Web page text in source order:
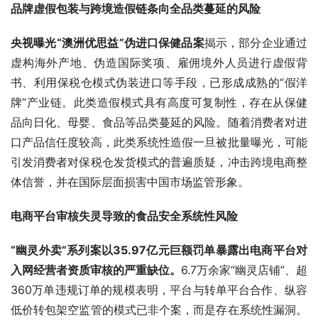
品牌虚假包装与跨境造假链条向全品类蔓延的风险
央视曝光“澳洲优思益”伪进口保健品案揭示，部分企业通过
虚构海外产地、伪造国际奖项、雇佣境外人员进行虚假背
书、利用保税仓模式伪装进口等手段，已形成成熟的“假洋
牌”产业链。此类造假模式具有高度可复制性，存在从保健
品向日化、母婴、食品等品类蔓延的风险。随着消费者对进
口产品信任度较高，此类系统性造假一旦被批量曝光，可能
引发消费者对保税仓发货模式的普遍质疑，冲击跨境电商整
体信誉，并在国际层面损害中国市场监管形象。
电商平台审核失灵导致的食品安全系统性风险
“幽灵外卖”系列案以35.97亿元巨额罚单暴露出电商平台对
入网经营者资质审核的严重缺位。 6.7万余家“幽灵店铺”、超
360万单违规订单的规模表明，平台与转单平台合作、纵容
低价转包架空监管的模式已非个案，而是存在系统性漏洞。